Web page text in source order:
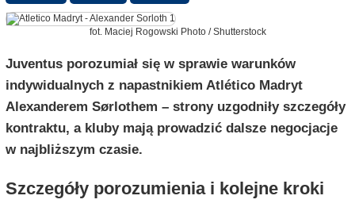
fot. Maciej Rogowski Photo / Shutterstock
Juventus porozumiał się w sprawie warunków
indywidualnych z napastnikiem Atlético Madryt
Alexanderem Sørlothem – strony uzgodniły szczegóły
kontraktu, a kluby mają prowadzić dalsze negocjacje
w najbliższym czasie.
Szczegóły porozumienia i kolejne kroki